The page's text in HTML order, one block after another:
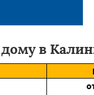
в